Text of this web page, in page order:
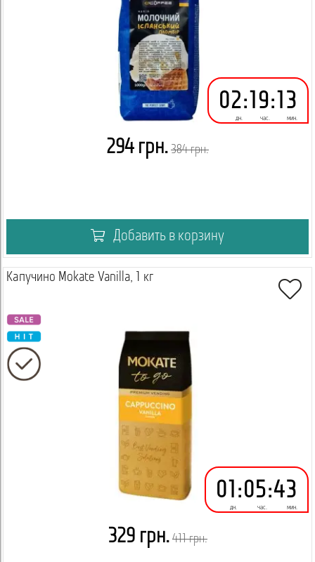
02
дн.
: 19
час.
: 13
мин.
294 грн. 384 грн.
Добавить в корзину
Капучино Mokate Vanilla, 1 кг
01
дн.
:05
час.
:43
мин.
329 грн. 411 грн.